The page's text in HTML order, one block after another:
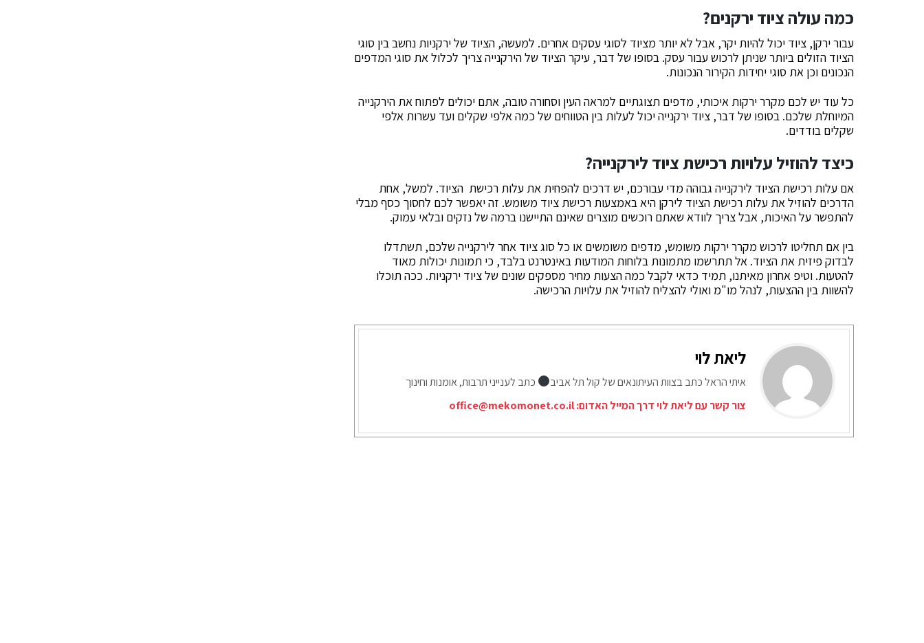
כמה עולה ציוד ירקנים?
עבור ירקן, ציוד יכול להיות יקר, אבל לא יותר מציוד לסוגי עסקים אחרים. למעשה, הציוד של ירקניות נחשב בין סוגי
הציוד הזולים ביותר שניתן לרכוש עבור עסק. בסופו של דבר, עיקר הציוד של הירקנייה צריך לכלול את סוגי המדפים
הנכונים וכן את סוגי יחידות הקירור הנכונות.
כל עוד יש לכם מקרר ירקות איכותי, מדפים תצוגתיים למראה העין וסחורה טובה, אתם יכולים לפתוח את הירקנייה
המיוחלת שלכם. בסופו של דבר, ציוד ירקנייה יכול לעלות בין הטווחים של כמה אלפי שקלים ועד עשרות אלפי
שקלים בודדים.
כיצד להוזיל עלויות רכישת ציוד לירקנייה?
אם עלות רכישת הציוד לירקנייה גבוהה מדי עבורכם, יש דרכים להפחית את עלות רכישת הציוד. למשל, אחת
הדרכים להוזיל את עלות רכישת הציוד לירקן היא באמצעות רכישת ציוד משומש. זה יאפשר לכם לחסוך כסף מבלי
להתפשר על האיכות, אבל צריך לוודא שאתם רוכשים מוצרים שאינם התיישנו ברמה של נזקים ובלאי עמוק.
בין אם תחליטו לרכוש מקרר ירקות משומש, מדפים משומשים או כל סוג ציוד אחר לירקנייה שלכם, תשתדלו
לבדוק פיזית את הציוד. אל תתרשמו מתמונות בלוחות המודעות באינטרנט בלבד, כי תמונות יכולות מאוד
להטעות. וטיפ אחרון מאיתנו, תמיד כדאי לקבל כמה הצעות מחיר מספקים שונים של ציוד ירקניות. ככה תוכלו
להשוות בין ההצעות, לנהל מו"מ ואולי להצליח להוזיל את עלויות הרכישה.
ליאת לוי
איתי הראל כתב בצוות העיתונאים של קול תל אביב
כתב לענייני תרבות, אומנות וחינוך
צור קשר עם ליאת לוי דרך המייל האדום:office@mekomonet.co.il